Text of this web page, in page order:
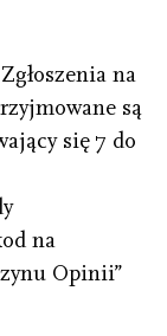
na
są
się 7 do
na
Opinii”